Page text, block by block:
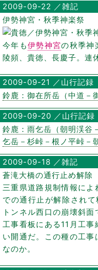
2009-09-22 ／雑記
伊勢神宮・秋季神楽祭
今年も伊勢神宮の秋季神
陵頻、貴徳、長慶子。連
2009-09-21 ／山行記録
鈴鹿：御在所岳（中道－
2009-09-20 ／山行記録
鈴鹿：雨乞岳（朝明渓谷
乞岳－杉峠－根ノ平峠－
2009-09-18 ／雑記
蒼滝大橋の通行止め解除
三重県道路規制情報に
での通行止が解除され
トンネル西口の崩壊斜面
工事看板にある11月工
い開通だ。この種の工
なのか。